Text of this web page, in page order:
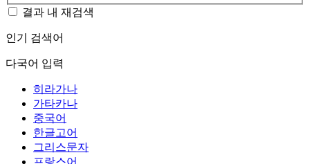
결과 내 재검색
인기 검색어
다국어 입력
히라가나
가타카나
중국어
한글고어
그리스문자